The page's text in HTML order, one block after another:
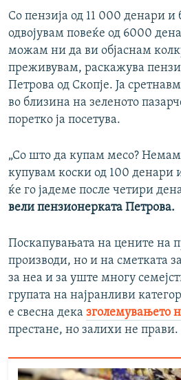
Со пензија од 11 000 денари и
одвојувам повеќе од 6000
можам ни да ви објаснам
преживувам, раскажува
Петрова од Скопје. Ја
во близина на зеленото
поретко ја посетува.
„Со што да купам месо?
купувам коски од 100 денари
ќе го јадеме после четири
вели пензионерката Петрова.
Поскапувањата на цените на
производи, но и на сметката
за неа и за уште многу
групата на најранливи
е свесна дека зголемувањето
престане, но залихи не прави.